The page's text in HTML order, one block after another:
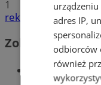
1
reklama
Zobacz również
adres IP,
odbiorców
również